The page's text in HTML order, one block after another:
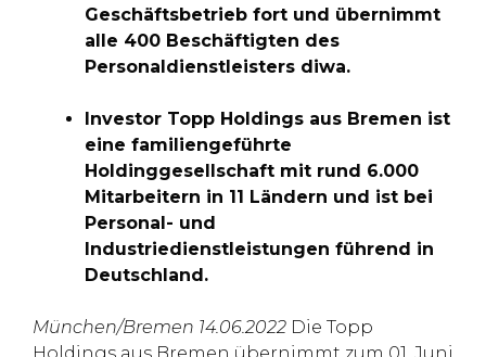
Geschäftsbetrieb fort und übernimmt
alle 400 Beschäftigten des
Personaldienstleisters diwa.
Investor Topp Holdings aus Bremen ist
eine familiengeführte
Holdinggesellschaft mit rund 6.000
Mitarbeitern in 11 Ländern und ist bei
Personal- und
Industriedienstleistungen führend in
Deutschland.
München/Bremen 14.06.2022 Die Topp